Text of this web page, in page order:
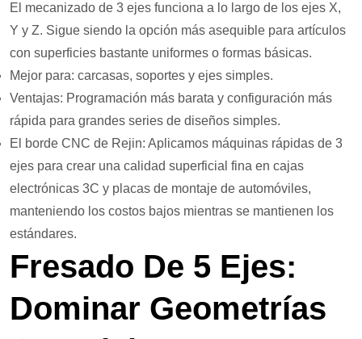
El mecanizado de 3 ejes funciona a lo largo de los ejes X,
Y y Z. Sigue siendo la opción más asequible para artículos
con superficies bastante uniformes o formas básicas.
Mejor para: carcasas, soportes y ejes simples.
Ventajas: Programación más barata y configuración más
rápida para grandes series de diseños simples.
El borde CNC de Rejin: Aplicamos máquinas rápidas de 3
ejes para crear una calidad superficial fina en cajas
electrónicas 3C y placas de montaje de automóviles,
manteniendo los costos bajos mientras se mantienen los
estándares.
Fresado De 5 Ejes:
Dominar Geometrías